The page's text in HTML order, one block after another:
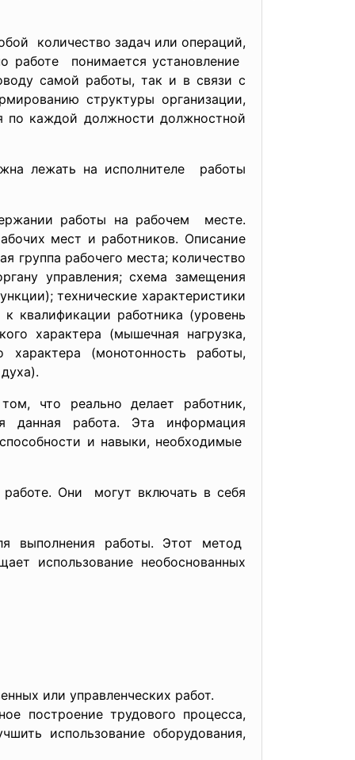
количество задач или операций,
работе понимается установление
самой работы, так и в связи с
структуры организации,
по каждой должности должностной
лежать на исполнителе работы
работы на рабочем месте.
мест и работников. Описание
группа рабочего места; количество
управления; схема замещения
технические характеристики
квалификации работника (уровень
характера (мышечная нагрузка,
(монотонность работы,
что реально делает работник,
работа. Эта информация
и навыки, необходимые
Они могут включать в себя
выполнения работы. Этот метод
использование необоснованных
или управленческих работ.
построение трудового процесса,
использование оборудования,